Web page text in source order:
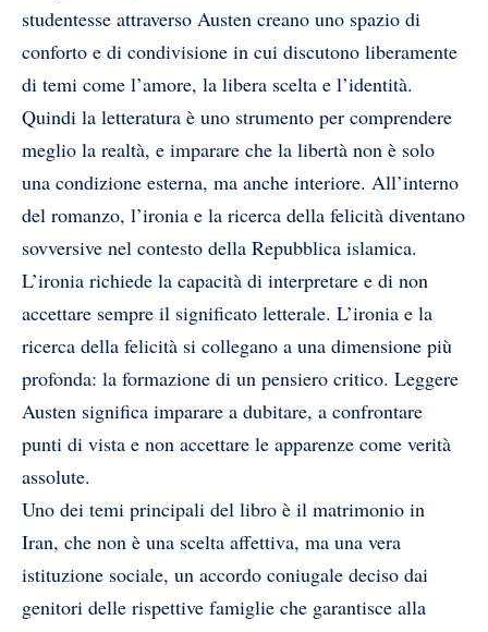
studentesse attraverso Austen creano uno spazio di
conforto e di condivisione in cui discutono liberamente
di temi come l’amore, la libera scelta e l’identità.
Quindi la letteratura è uno strumento per comprendere
meglio la realtà, e imparare che la libertà non è solo
una condizione esterna, ma anche interiore. All’interno
del romanzo, l’ironia e la ricerca della felicità diventano
sovversive nel contesto della Repubblica islamica.
L’ironia richiede la capacità di interpretare e di non
accettare sempre il significato letterale. L’ironia e la
ricerca della felicità si collegano a una dimensione più
profonda: la formazione di un pensiero critico. Leggere
Austen significa imparare a dubitare, a confrontare
punti di vista e non accettare le apparenze come verità
assolute.
Uno dei temi principali del libro è il matrimonio in
Iran, che non è una scelta affettiva, ma una vera
istituzione sociale, un accordo coniugale deciso dai
genitori delle rispettive famiglie che garantisce alla